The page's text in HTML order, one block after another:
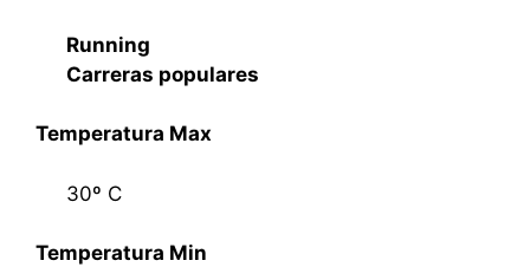
Running
Carreras populares
Temperatura Max
30º C
Temperatura Min